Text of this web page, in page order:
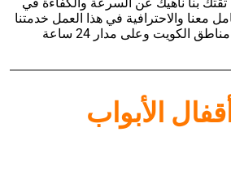
معنا والاحترافية في هذا العمل خدمتنا
الكويت وعلى مدار 24 ساعة
الأبواب